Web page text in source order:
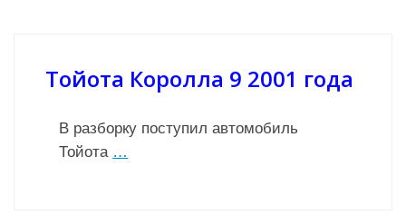
Тойота Королла 9 2001 года
В разборку поступил автомобиль
Тойота …